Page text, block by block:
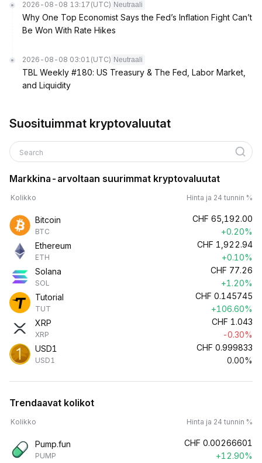
2026-08-08 13:17 (UTC) Neutraali
Why One Top Economist Says the Fed’s Inflation Fight Can’t
Be Won With Rate Hikes
2026-08-08 03:01 (UTC) Neutraali
TBL Weekly #180: US Treasury & The Fed, Labor Market,
and Liquidity
Suosituimmat kryptovaluutat
Search
Markkina-arvoltaan suurimmat kryptovaluutat
Kolikko Hinta ja 24 tunnin %
Bitcoin
BTC
CHF 65,192.00
+0.20%
Ethereum
ETH
CHF 1,922.94
+0.10%
Solana
SOL
CHF 77.26
+1.20%
Tutorial
TUT
CHF 0.145745
+106.60%
XRP
XRP
CHF 1.043
-0.30%
USD1
USD1
CHF 0.999833
0.00%
Trendaavat kolikot
Kolikko Hinta ja 24 tunnin %
Pump.fun
PUMP
CHF 0.00266601
+12.90%